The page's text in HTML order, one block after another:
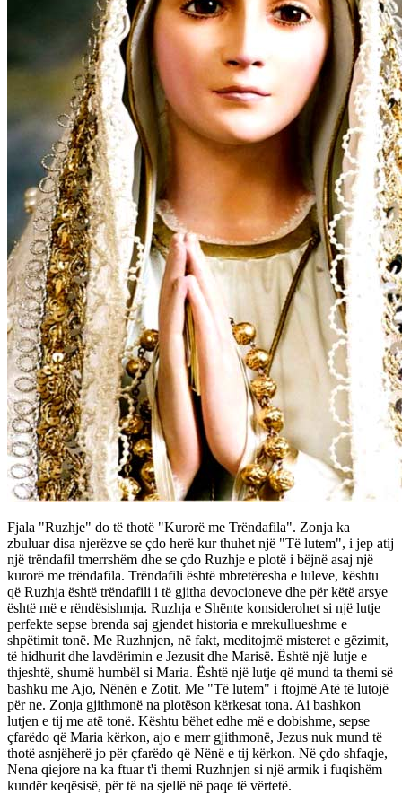
Fjala "Ruzhje" do të thotë "Kurorë me Trëndafila". Zonja ka
zbuluar disa njerëzve se çdo herë kur thuhet një "Të lutem", i jep atij
një trëndafil tmerrshëm dhe se çdo Ruzhje e plotë i bëjnë asaj një
kurorë me trëndafila. Trëndafili është mbretëresha e luleve, kështu
që Ruzhja është trëndafili i të gjitha devocioneve dhe për këtë arsye
është më e rëndësishmja. Ruzhja e Shënte konsiderohet si një lutje
perfekte sepse brenda saj gjendet historia e mrekullueshme e
shpëtimit tonë. Me Ruzhnjen, në fakt, meditojmë misteret e gëzimit,
të hidhurit dhe lavdërimin e Jezusit dhe Marisë. Është një lutje e
thjeshtë, shumë humbël si Maria. Është një lutje që mund ta themi së
bashku me Ajo, Nënën e Zotit. Me "Të lutem" i ftojmë Atë të lutojë
për ne. Zonja gjithmonë na plotëson kërkesat tona. Ai bashkon
lutjen e tij me atë tonë. Kështu bëhet edhe më e dobishme, sepse
çfarëdo që Maria kërkon, ajo e merr gjithmonë, Jezus nuk mund të
thotë asnjëherë jo për çfarëdo që Nënë e tij kërkon. Në çdo shfaqje,
Nena qiejore na ka ftuar t'i themi Ruzhnjen si një armik i fuqishëm
kundër keqësisë, për të na sjellë në paqe të vërtetë.